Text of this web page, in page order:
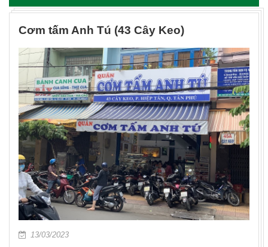
Cơm tấm Anh Tú (43 Cây Keo)
13/03/2023